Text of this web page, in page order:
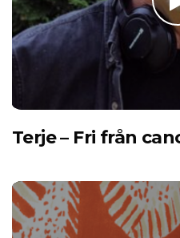
Terje – Fri från